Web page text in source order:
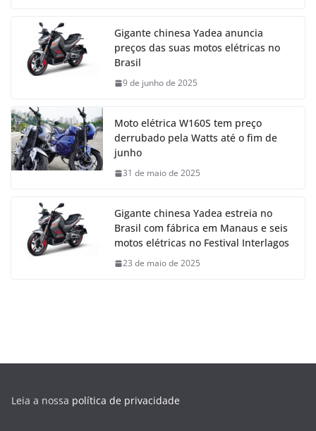
Gigante chinesa Yadea anuncia
preços das suas motos elétricas no
Brasil
9 de junho de 2025
Moto elétrica W160S tem preço
derrubado pela Watts até o fim de
junho
31 de maio de 2025
Gigante chinesa Yadea estreia no
Brasil com fábrica em Manaus e seis
motos elétricas no Festival Interlagos
23 de maio de 2025
Leia a nossa política de privacidade